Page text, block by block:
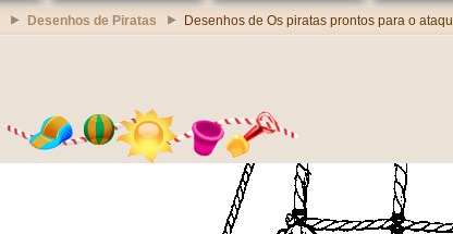
Desenhos de Piratas Desenhos de Os piratas prontos para o